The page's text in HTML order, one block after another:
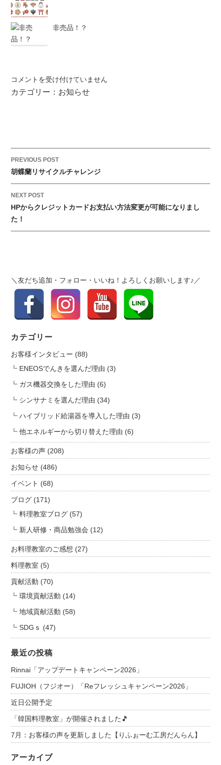
非売品！？
り
ふ
房
だ
ん
ん
｜
ス
グ
更
し
し
た！
コメントを受け付けていません
カテゴリー： お知らせ
P
o
s
t
n
a
v
t
n
PREVIOUS POST
胡蝶蘭リサイクルチャレンジ
NEXT POST
HPからクレジットカードお支払い方法変更が可能になりまし
た！
＼友だち追加・フォロー・いいね！よろしくお願いします♪／
カテゴリー
お客様インタビュー (88)
ENEOSでんきを選んだ理由 (3)
ガス機器交換をした理由 (6)
シンサナミを選んだ理由 (34)
ハイブリッド給湯器を導入した理由 (3)
他エネルギーから切り替えた理由 (6)
お客様の声 (208)
お知らせ (486)
イベント (68)
ブログ (171)
料理教室ブログ (57)
新人研修・商品勉強会 (12)
お料理教室のご感想 (27)
料理教室 (5)
貢献活動 (70)
環境貢献活動 (14)
地域貢献活動 (58)
SDGｓ (47)
最近の投稿
Rinnai「アップデートキャンペーン2026」
FUJIOH（フジオー）「Reフレッシュキャンペーン2026」
近日公開予定
「韓国料理教室」が開催されました🎵
7月：お客様の声を更新しました【りふぉーむ工房だんらん】
アーカイブ